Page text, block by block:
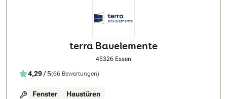
terra Bauelemente
45326 Essen
4,29/ 5(66 Bewertungen)
Fenster
Haustüren